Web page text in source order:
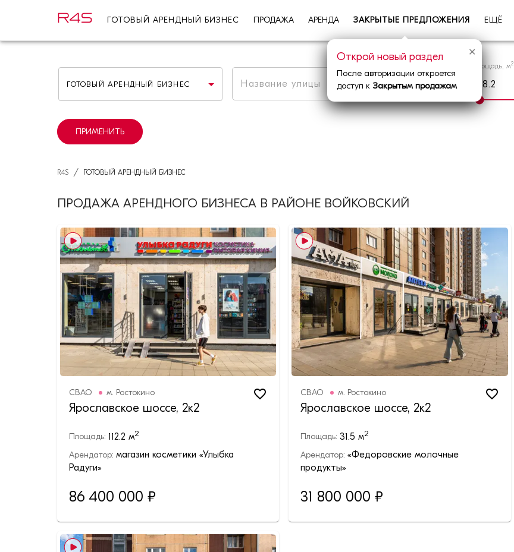
ГОТОВЫЙ АРЕНДНЫЙ БИЗНЕС ПРОДАЖА АРЕНДА ЗАКРЫТЫЕ ПРЕДЛОЖЕНИЯ ЕЩЁ
ГОТОВЫЙ АРЕНДНЫЙ БИЗНЕС Метро | Округ
Площадь, м2
ПРИМЕНИТЬ
R4S / ГОТОВЫЙ АРЕНДНЫЙ БИЗНЕС
ПРОДАЖА АРЕНДНОГО БИЗНЕСА В РАЙОНЕ ВОЙКОВСКИЙ
СВАО м. Ростокино
Ярославское шоссе, 2к2
Площадь: 112.2 м2
Арендатор: магазин косметики «Улыбка
Радуги»
86 400 000 ₽
СВАО м. Ростокино
Ярославское шоссе, 2к2
Площадь:31.5 м2
Арендатор:«Федоровские молочные
продукты»
31 800 000 ₽
✕
Открой новый раздел
После авторизации откроется
доступ к Закрытым продажам